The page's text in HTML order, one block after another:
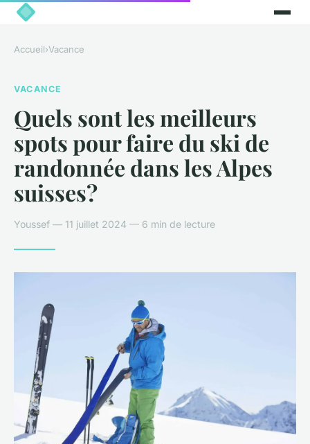
Accueil›Vacance
VACANCE
Quels sont les meilleurs
spots pour faire du ski de
randonnée dans les Alpes
suisses?
Youssef — 11 juillet 2024 — 6 min de lecture